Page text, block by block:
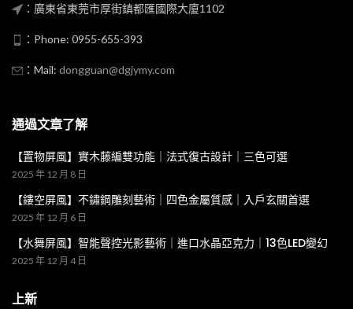
：廣東省東莞市厚街鎮都匯國際大廈1102
：Phone: 0955-655-393
：Mail: dongguan@dgjymy.com
通過文章了解
【置物屏風】實木藤編雙功能｜法式復古設計｜三色可選
2025 年 12 月 8 日
【鏤空屏風】不鏽鋼雕刻藝術｜四色金屬質感｜入戶玄關首選
2025 年 12 月 6 日
【水舞屏風】智能聲控光影藝術｜進口水晶亞克力｜13色LED變幻
2025 年 12 月 4 日
上新